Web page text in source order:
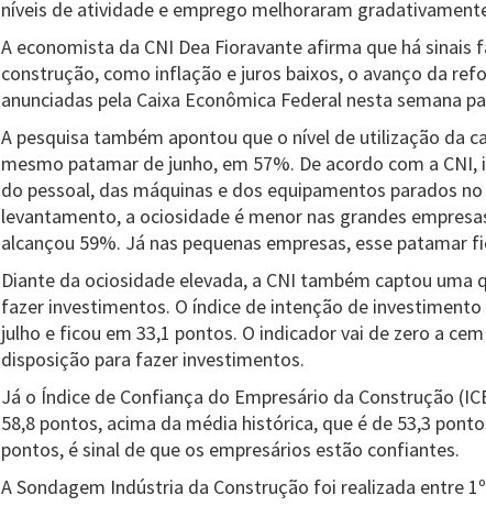
níveis de atividade e emprego melhoraram
A economista da CNI Dea Fioravante afirma que há
construção, como inflação e juros baixos, o avanço da
anunciadas pela Caixa Econômica Federal nesta semana
A pesquisa também apontou que o nível de utilização da
mesmo patamar de junho, em 57%. De acordo com a
do pessoal, das máquinas e dos equipamentos parados
levantamento, a ociosidade é menor nas grandes
alcançou 59%. Já nas pequenas empresas, esse patamar
Diante da ociosidade elevada, a CNI também captou uma
fazer investimentos. O índice de intenção de
julho e ficou em 33,1 pontos. O indicador vai de zero a
disposição para fazer investimentos.
Já o Índice de Confiança do Empresário da Construção
58,8 pontos, acima da média histórica, que é de 53,3
pontos, é sinal de que os empresários estão confiantes.
A Sondagem Indústria da Construção foi realizada entre